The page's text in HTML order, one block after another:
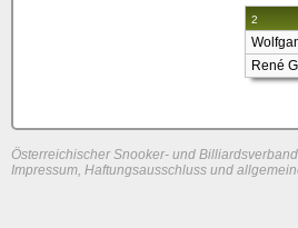
2
René
Österreichischer Snooker- und
Impressum, Haftungsausschluss und